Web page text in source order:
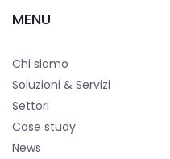
MENU
Chi siamo
Soluzioni & Servizi
Settori
Case study
News